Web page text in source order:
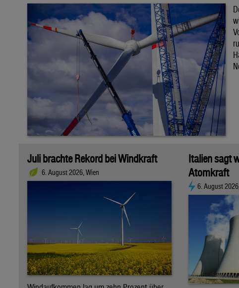
Juli brachte Rekord bei Windkraft
6. August 2026, Wien
Italien sagt
Atomkraft
6. August